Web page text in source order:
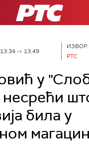
РТС
-> 13:49
ИЗВОР:
РТС
у
била у